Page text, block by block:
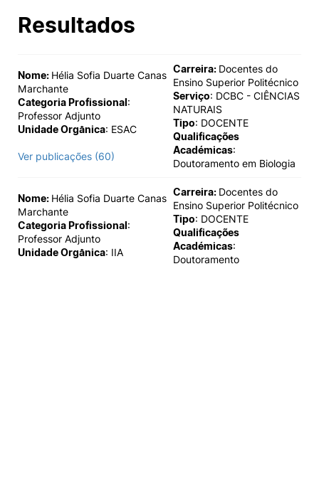
Sugestões,
©2026 Instituto Politécnico de
Resultados
Nome: Hélia Sofia Duarte Canas
Marchante
Categoria Profissional:
Professor Adjunto
Unidade Orgânica: ESAC
Ver publicações (60)
Carreira: Docentes do
Ensino Superior Politécnico
Serviço: DCBC - CIÊNCIAS
NATURAIS
Tipo: DOCENTE
Qualificações
Académicas:
Doutoramento em Biologia
Nome: Hélia Sofia Duarte Canas
Marchante
Categoria Profissional:
Professor Adjunto
Unidade Orgânica: IIA
Carreira: Docentes do
Ensino Superior Politécnico
Tipo: DOCENTE
Qualificações
Académicas:
Doutoramento